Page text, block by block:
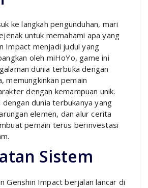
ke langkah pengunduhan, mari
untuk memahami apa yang
Impact menjadi judul yang
oleh miHoYo, game ini
dunia terbuka dengan
memungkinkan pemain
dengan kemampuan unik.
dunia terbukanya yang
elemen, dan alur cerita
pemain terus berinvestasi
Sistem
Genshin Impact berjalan lancar di